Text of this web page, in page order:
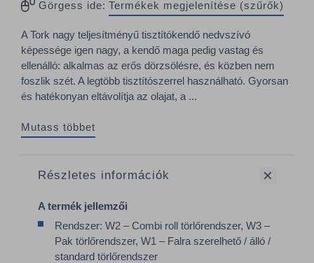
Görgess ide: Termékek megjelenítése (szűrők)
A Tork nagy teljesítményű tisztítókendő nedvszívó
képessége igen nagy, a kendő maga pedig vastag és
ellenálló: alkalmas az erős dörzsölésre, és közben nem
foszlik szét. A legtöbb tisztítószerrel használható. Gyorsan
és hatékonyan eltávolítja az olajat, a ...
Mutass többet
Részletes információk
A termék jellemzői
Rendszer: W2 – Combi roll törlőrendszer, W3 –
Pak törlőrendszer, W1 – Falra szerelhető / álló /
standard törlőrendszer